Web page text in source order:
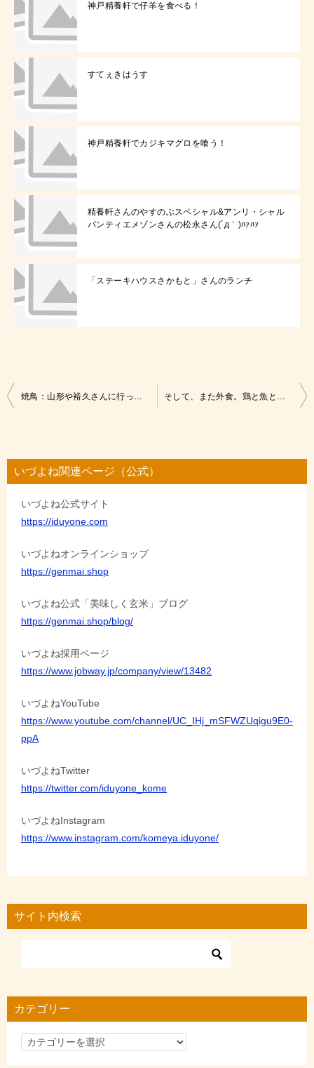
神戸精養軒で仔羊を食べる！
すてぇきはうす
神戸精養軒でカジキマグロを喰う！
精養軒さんのやすのぶスペシャル&アンリ・シャル
パンティエメゾンさんの松永さん(´д｀)ﾊｧﾊｧ
「ステーキハウスさかもと」さんのランチ
投
ビ
ゲ
焼鳥：山形や裕久さんに行ってきたぜ！ そして、また外食。鶏と魚と野菜とMomiji
いづよね関連ページ（公式）
いづよね公式サイト
https://iduyone.com
いづよねオンラインショップ
https://genmai.shop
いづよね公式「美味しく玄米」ブログ
https://genmai.shop/blog/
いづよね採用ページ
https://www.jobway.jp/company/view/13482
いづよねYouTube
https://www.youtube.com/channel/UC_IHj_mSFWZUqigu9E0-
ppA
いづよねTwitter
https://twitter.com/iduyone_kome
いづよねInstagram
https://www.instagram.com/komeya.iduyone/
サイト内検索
カテゴリー
カ